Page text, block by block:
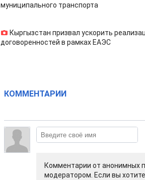
муниципального транспорта
Кыргызстан призвал ускорить
договоренностей в рамках ЕАЭС
КОММЕНТАРИИ
Комментарии от анонимных
модератором. Если вы